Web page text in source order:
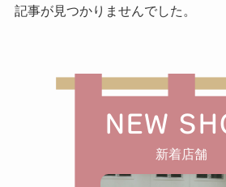
記事が見つかりませんでした。
NEW
新着店舗